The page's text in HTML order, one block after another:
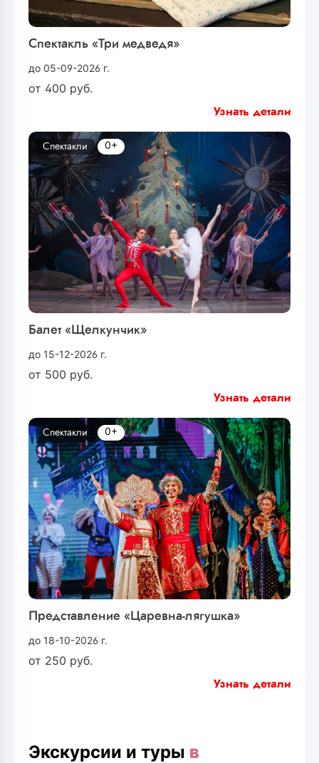
Спектакль «Три медведя»
до 05-09-2026 г.
от 400 руб.
Узнать детали
Балет «Щелкунчик»
до 15-12-2026 г.
от 500 руб.
Спектакли 0+
Узнать детали
Представление «Царевна-лягушка»
до 18-10-2026 г.
от 250 руб.
Спектакли 0+
Узнать детали
Экскурсии и туры в